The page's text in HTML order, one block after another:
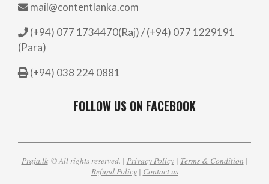
mail@contentlanka.com
(+94) 077 1734470(Raj) / (+94) 077 1229191
(Para)
(+94) 038 224 0881
FOLLOW US ON FACEBOOK
Praja.lk© All rights reserved. | Privacy Policy| Terms & Condition |
Refund Policy| Contact us